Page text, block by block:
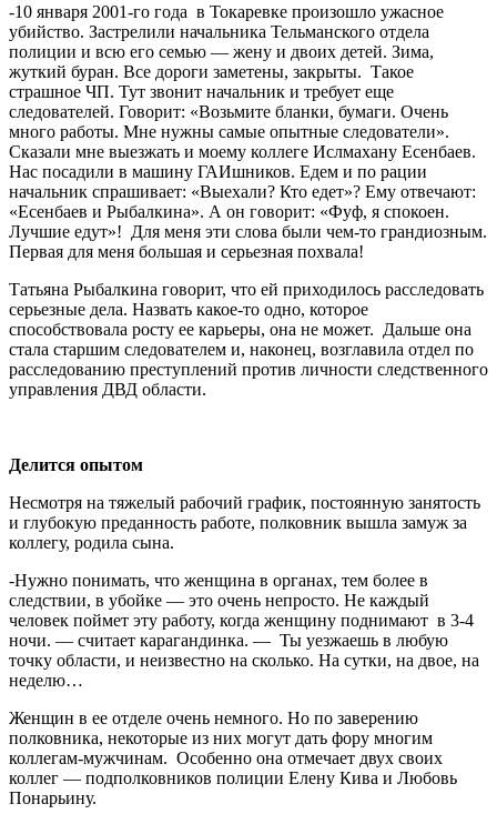
-10 января 2001-го года в Токаревке произошло ужасное
убийство. Застрелили начальника Тельманского отдела
полиции и всю его семью — жену и двоих детей. Зима,
жуткий буран. Все дороги заметены, закрыты. Такое
страшное ЧП. Тут звонит начальник и требует еще
следователей. Говорит: «Возьмите бланки, бумаги. Очень
много работы. Мне нужны самые опытные следователи».
Сказали мне выезжать и моему коллеге Ислмахану Есенбаев.
Нас посадили в машину ГАИшников. Едем и по рации
начальник спрашивает: «Выехали? Кто едет»? Ему отвечают:
«Есенбаев и Рыбалкина». А он говорит: «Фуф, я спокоен.
Лучшие едут»! Для меня эти слова были чем-то грандиозным.
Первая для меня большая и серьезная похвала!
Татьяна Рыбалкина говорит, что ей приходилось расследовать
серьезные дела. Назвать какое-то одно, которое
способствовала росту ее карьеры, она не может. Дальше она
стала старшим следователем и, наконец, возглавила отдел по
расследованию преступлений против личности следственного
управления ДВД области.
Делится опытом
Несмотря на тяжелый рабочий график, постоянную занятость
и глубокую преданность работе, полковник вышла замуж за
коллегу, родила сына.
-Нужно понимать, что женщина в органах, тем более в
следствии, в убойке — это очень непросто. Не каждый
человек поймет эту работу, когда женщину поднимают в 3-4
ночи. — считает карагандинка. — Ты уезжаешь в любую
точку области, и неизвестно на сколько. На сутки, на двое, на
неделю…
Женщин в ее отделе очень немного. Но по заверению
полковника, некоторые из них могут дать фору многим
коллегам-мужчинам. Особенно она отмечает двух своих
коллег — подполковников полиции Елену Кива и Любовь
Понарьину.